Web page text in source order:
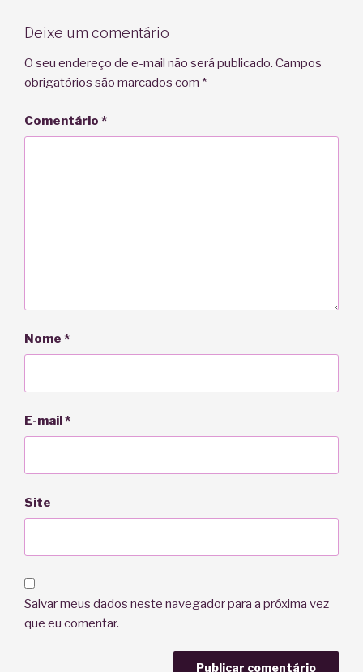
Deixe um comentário
O seu endereço de e-mail não será publicado. Campos
obrigatórios são marcados com *
Comentário *
Nome *
E-mail*
Site
Salvar meus dados neste navegador para a próxima vez
que eu comentar.